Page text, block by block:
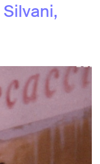
Silvani,